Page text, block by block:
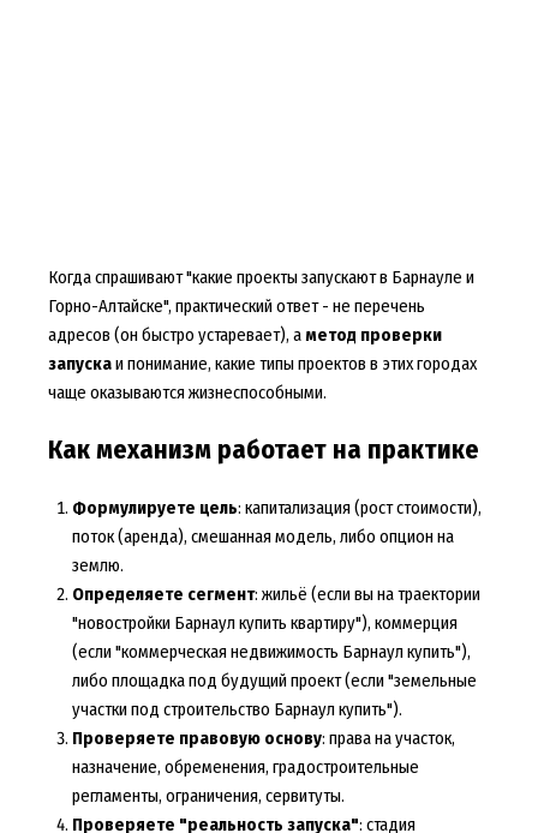
Когда спрашивают "какие проекты запускают в Барнауле и
Горно-Алтайске", практический ответ - не перечень
адресов (он быстро устаревает), аметод проверки
запускаи понимание, какие типы проектов в этих городах
чаще оказываются жизнеспособными.
Как механизм работает на практике
Формулируете цель: капитализация (рост стоимости),
поток (аренда), смешанная модель, либо опцион на
землю.
Определяете сегмент: жильё (если вы на траектории
"новостройки Барнаул купить квартиру"), коммерция
(если "коммерческая недвижимость Барнаул купить"),
либо площадка под будущий проект (если "земельные
участки под строительство Барнаул купить").
Проверяете правовую основу: права на участок,
назначение, обременения, градостроительные
регламенты, ограничения, сервитуты.
Проверяете "реальность запуска": стадия